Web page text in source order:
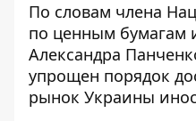
По словам члена
по ценным бумагам
Александра
упрощен порядок
рынок Украины